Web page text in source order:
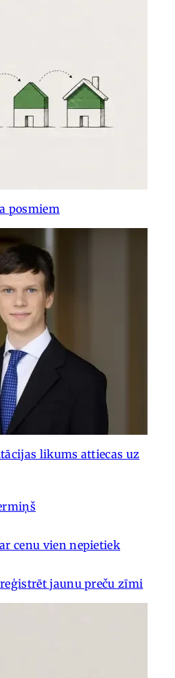
posmiem
likums attiecas uz
cenu vien nepietiek
jaunu preču zīmi